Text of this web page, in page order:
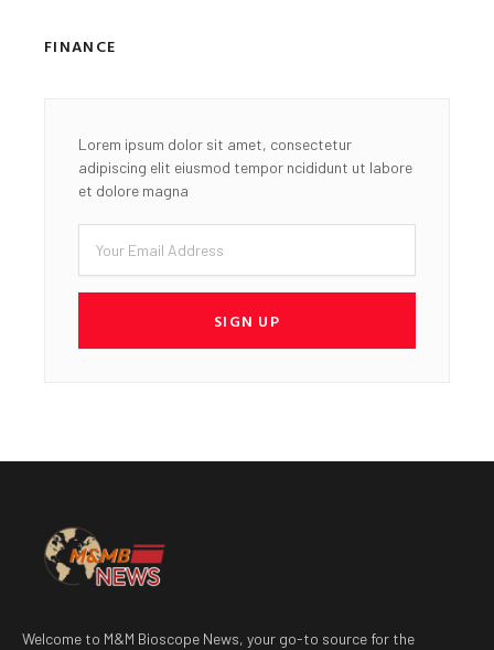
FINANCE
Lorem ipsum dolor sit amet, consectetur
adipiscing elit eiusmod tempor ncididunt ut labore
et dolore magna
Email
SIGN UP
Welcome to M&M Bioscope News, your go-to source for the